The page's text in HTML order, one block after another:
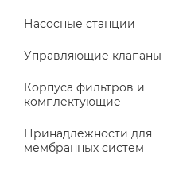
Насосные станции
Управляющие клапаны
Корпуса фильтров и
комплектующие
Принадлежности для
мембранных систем